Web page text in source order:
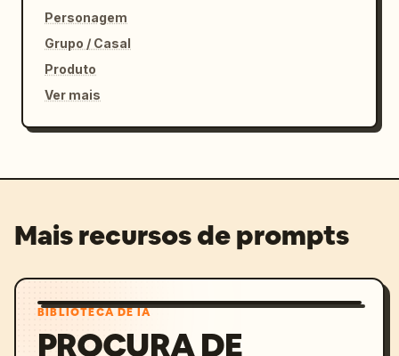
Personagem
Grupo / Casal
Produto
Ver mais
Mais recursos de prompts
BIBLIOTECA DE IA
PROCURA DE